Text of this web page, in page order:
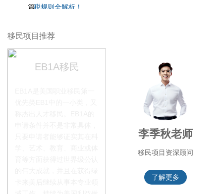
篇税规则全解析！
移民项目推荐
EB1A移民
李季秋老师
移民项目资深顾问
了解更多